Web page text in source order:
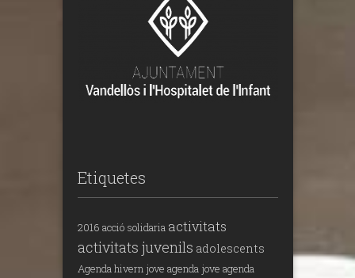
Etiquetes
2016 acció solidaria activitats
activitats juvenils adolescents
Agenda hivern jove agenda jove agenda